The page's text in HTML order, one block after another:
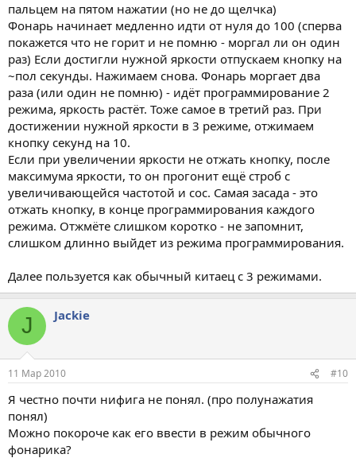
пальцем на пятом нажатии (но не до щелчка)
Фонарь начинает медленно идти от нуля до 100 (сперва
покажется что не горит и не помню - моргал ли он один
раз) Если достигли нужной яркости отпускаем кнопку на
~пол секунды. Нажимаем снова. Фонарь моргает два
раза (или один не помню) - идёт программирование 2
режима, яркость растёт. Тоже самое в третий раз. При
достижении нужной яркости в 3 режиме, отжимаем
кнопку секунд на 10.
Если при увеличении яркости не отжать кнопку, после
максимума яркости, то он прогонит ещё строб с
увеличивающейся частотой и сос. Самая засада - это
отжать кнопку, в конце программирования каждого
режима. Отжмёте слишком коротко - не запомнит,
слишком длинно выйдет из режима программирования.
Далее пользуется как обычный китаец с 3 режимами.
J Jackie
11 Мар 2010 #10
Я честно почти нифига не понял. (про полунажатия
понял)
Можно покороче как его ввести в режим обычного
фонарика?